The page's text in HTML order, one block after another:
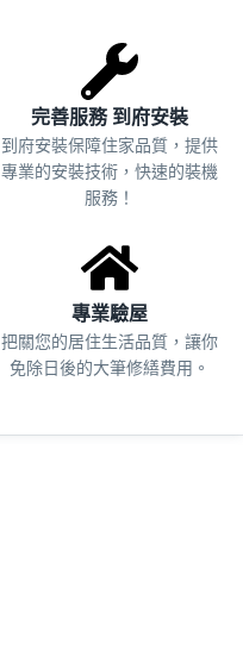
完善服務 到府安裝
到府安裝保障住家品質，提供
專業的安裝技術，快速的裝機
服務！
專業驗屋
把關您的居住生活品質， 讓你
免除日後的大筆修繕費用。